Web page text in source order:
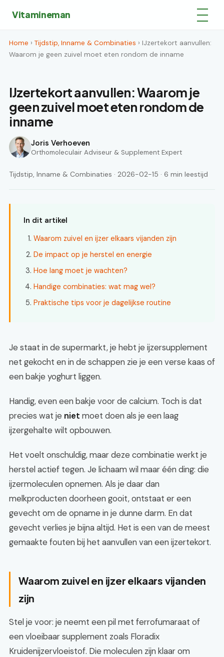
Vitamineman
Home › Tijdstip, Inname & Combinaties › IJzertekort aanvullen:
Waarom je geen zuivel moet eten rondom de inname
IJzertekort aanvullen: Waarom je
geen zuivel moet eten rondom de
inname
Joris Verhoeven
Orthomoleculair Adviseur & Supplement Expert
Tijdstip, Inname & Combinaties · 2026-02-15 · 6 min leestijd
In dit artikel
Waarom zuivel en ijzer elkaars vijanden zijn
De impact op je herstel en energie
Hoe lang moet je wachten?
Handige combinaties: wat mag wel?
Praktische tips voor je dagelijkse routine
Je staat in de supermarkt, je hebt je ijzersupplement
net gekocht en in de schappen zie je een verse kaas of
een bakje yoghurt liggen.
Handig, even een bakje voor de calcium. Toch is dat
precies wat je niet moet doen als je een laag
ijzergehalte wilt opbouwen.
Het voelt onschuldig, maar deze combinatie werkt je
herstel actief tegen. Je lichaam wil maar één ding: die
ijzermoleculen opnemen. Als je daar dan
melkproducten doorheen gooit, ontstaat er een
gevecht om de opname in je dunne darm. En dat
gevecht verlies je bijna altijd. Het is een van de meest
gemaakte fouten bij het aanvullen van een ijzertekort.
Waarom zuivel en ijzer elkaars vijanden
zijn
Stel je voor: je neemt een pil met ferrofumaraat of
een vloeibaar supplement zoals Floradix
Kruidenijzervloeistof. Die moleculen zijn klaar om